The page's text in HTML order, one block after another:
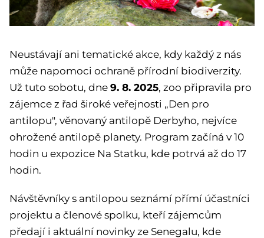
Neustávají ani tematické akce, kdy každý z nás
může napomoci ochraně přírodní biodiverzity.
Už tuto sobotu, dne 9. 8. 2025, zoo připravila pro
zájemce z řad široké veřejnosti „Den pro
antilopu", věnovaný antilopě Derbyho, nejvíce
ohrožené antilopě planety. Program začíná v 10
hodin u expozice Na Statku, kde potrvá až do 17
hodin.
Návštěvníky s antilopou seznámí přímí účastníci
projektu a členové spolku, kteří zájemcům
předají i aktuální novinky ze Senegalu, kde